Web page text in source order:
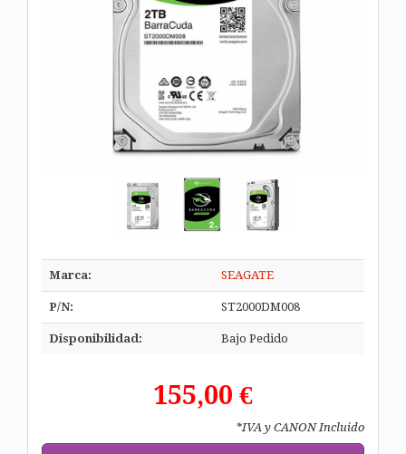
Marca: SEAGATE
P/N: ST2000DM008
Disponibilidad: Bajo Pedido
155,00 €
*IVA y CANON Incluido